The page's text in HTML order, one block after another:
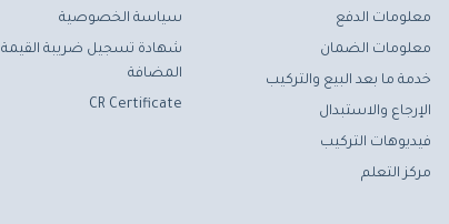
معلومات الدفع
معلومات الضمان
خدمة ما بعد البيع والتركيب
الإرجاع والاستبدال
فيديوهات التركيب
مركز التعلم
سياسة الخصوصية
شهادة تسجيل ضريبة القيمة
المضافة
CR Certificate